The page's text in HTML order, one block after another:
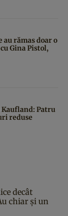
au rămas doar o
Gina Pistol,
Kaufland: Patru
reduse
decât
chiar și un